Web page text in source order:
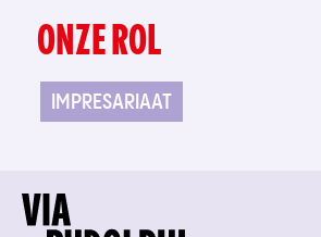
ONZE ROL
IMPRESARIAAT